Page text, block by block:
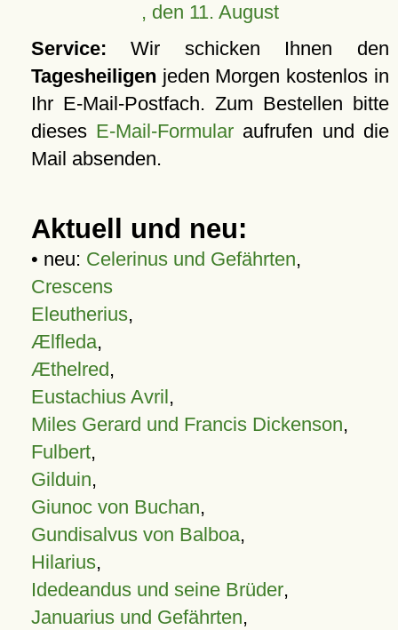
, den 11. August
Service: Wir schicken Ihnen den
Tagesheiligen jeden Morgen kostenlos in
Ihr E-Mail-Postfach. Zum Bestellen bitte
dieses E-Mail-Formular aufrufen und die
Mail absenden.
Aktuell und neu:
• neu: Celerinus und Gefährten,
Crescens
Eleutherius,
Ælfleda,
Æthelred,
Eustachius Avril,
Miles Gerard und Francis Dickenson,
Fulbert,
Gilduin,
Giunoc von Buchan,
Gundisalvus von Balboa,
Hilarius,
Idedeandus und seine Brüder,
Januarius und Gefährten,